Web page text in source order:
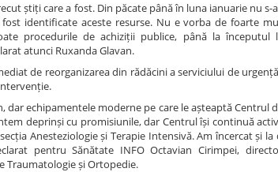
știți care a fost. Din păcate până în luna ianuarie nu
identificate aceste resurse. Nu e vorba de foarte
procedurile de achiziții publice, până la
atunci Ruxanda Glavan.
de reorganizarea din rădăcini a serviciului de
echipamentele moderne pe care le așteaptă Centrul
deprinși cu promisiunile, dar Centrul își continuă
Anesteziologie și Terapie Intensivă. Am încercat și
pentru Sănătate INFO Octavian Cirimpei,
Traumatologie și Ortopedie.